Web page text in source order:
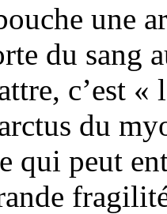
une
du sang
c’est
du
qui peut